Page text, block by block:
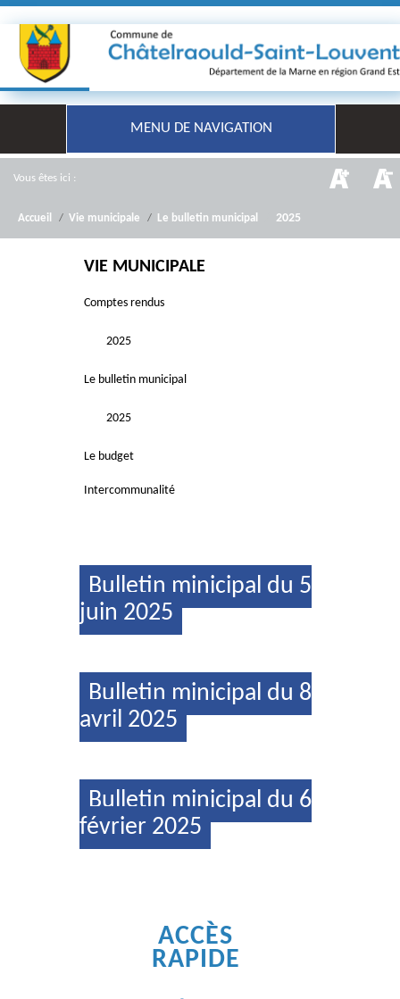
MENU DE NAVIGATION
Vous êtes ici :
Accueil / Vie municipale / Le bulletin municipal 2025
VIE MUNICIPALE
Comptes rendus
2025
Le bulletin municipal
2025
Le budget
Intercommunalité
Bulletin minicipal du 5
juin 2025
Bulletin minicipal du 8
avril 2025
Bulletin minicipal du 6
février 2025
ACCÈS
RAPIDE